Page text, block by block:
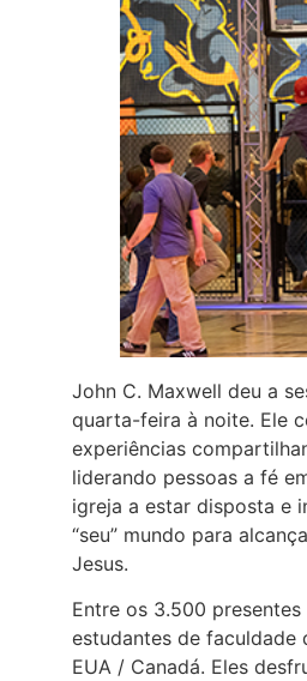
John C. Maxwell deu a
quarta-feira à noite. Ele
experiências
liderando pessoas a fé
igreja a estar disposta e
“seu” mundo para
Jesus.
Entre os 3.500
estudantes de faculdade
EUA / Canadá. Eles